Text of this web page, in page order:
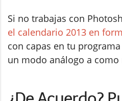
Si no trabajas con
el calendario 2013 en
con capas en tu
un modo análogo a